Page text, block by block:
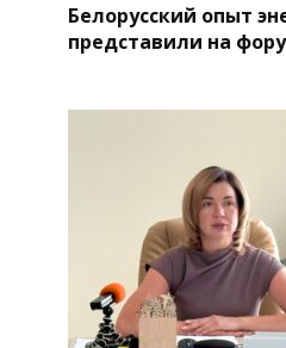
Белорусский опыт
представили на